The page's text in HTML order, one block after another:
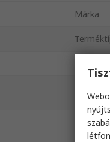
Márka